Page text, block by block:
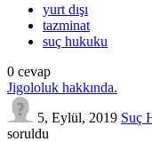
yurt dışı
tazminat
suç hukuku
0 cevap
Jigololuk hakkında.
5, Eylül, 2019 Suç
soruldu